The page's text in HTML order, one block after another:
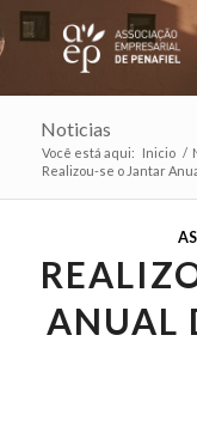
Noticias
Você está aqui: Inicio /
Realizou-se o Jantar
ANUAL